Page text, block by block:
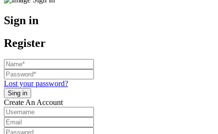
Sign in
Register
Lost your password?
Create An Account